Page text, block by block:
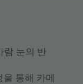
람 눈의 반
통해 카메